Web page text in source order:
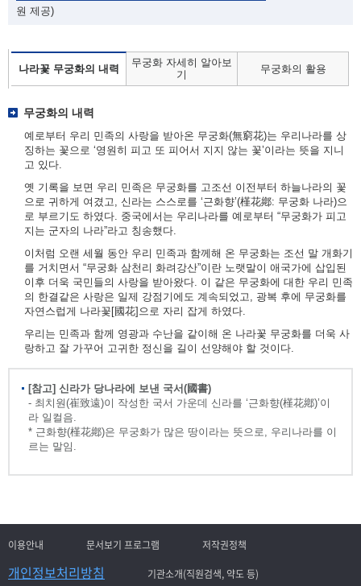
원 제공)
나라꽃 무궁화의 내력
무궁화 자세히 알아보
기
무궁화의 활용
무궁화의 내력
예로부터 우리 민족의 사랑을 받아온 무궁화(無窮花)는 우리나라를 상
징하는 꽃으로 ‘영원히 피고 또 피어서 지지 않는 꽃’이라는 뜻을 지니
고 있다.
옛 기록을 보면 우리 민족은 무궁화를 고조선 이전부터 하늘나라의 꽃
으로 귀하게 여겼고, 신라는 스스로를 ‘근화향’(槿花鄕: 무궁화 나라)으
로 부르기도 하였다. 중국에서는 우리나라를 예로부터 “무궁화가 피고
지는 군자의 나라”라고 칭송했다.
이처럼 오랜 세월 동안 우리 민족과 함께해 온 무궁화는 조선 말 개화기
를 거치면서 “무궁화 삼천리 화려강산”이란 노랫말이 애국가에 삽입된
이후 더욱 국민들의 사랑을 받아왔다. 이 같은 무궁화에 대한 우리 민족
의 한결같은 사랑은 일제 강점기에도 계속되었고, 광복 후에 무궁화를
자연스럽게 나라꽃[國花]으로 자리 잡게 하였다.
우리는 민족과 함께 영광과 수난을 같이해 온 나라꽃 무궁화를 더욱 사
랑하고 잘 가꾸어 고귀한 정신을 길이 선양해야 할 것이다.
[참고] 신라가 당나라에 보낸 국서(國書)
- 최치원(崔致遠)이 작성한 국서 가운데 신라를 ‘근화향(槿花鄕)’이
라 일컬음.
* 근화향(槿花鄕)은 무궁화가 많은 땅이라는 뜻으로, 우리나라를 이
르는 말임.
이용안내 문서보기 프로그램 저작권정책
개인정보처리방침 기관소개(직원검색, 약도 등)